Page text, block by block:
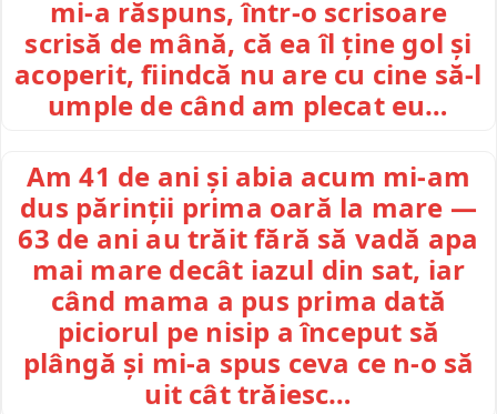
mi-a răspuns, într-o scrisoare
scrisă de mână, că ea îl ține gol și
acoperit, fiindcă nu are cu cine să-l
umple de când am plecat eu…
Am 41 de ani și abia acum mi-am
dus părinții prima oară la mare —
63 de ani au trăit fără să vadă apa
mai mare decât iazul din sat, iar
când mama a pus prima dată
piciorul pe nisip a început să
plângă și mi-a spus ceva ce n-o să
uit cât trăiesc…